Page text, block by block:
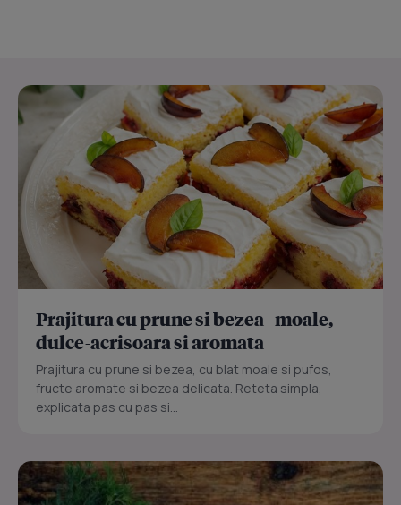
Prajitura cu prune si bezea - moale,
dulce-acrisoara si aromata
Prajitura cu prune si bezea, cu blat moale si pufos,
fructe aromate si bezea delicata. Reteta simpla,
explicata pas cu pas si...